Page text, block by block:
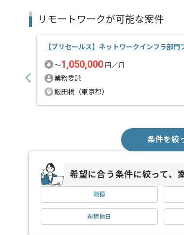
リモートワークが可能な案件
【プリセールス】ネットワークインフラ部
〜1,050,000 円／月
業務委託
飯田橋（東京都）
条件を絞
希望に合う条件に絞って、
職種
週稼働日